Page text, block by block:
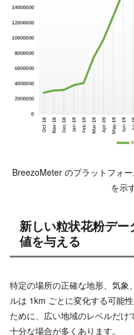
BreezoMeter のプラットフォ
を示
新しい粒状花粉デ
値を与える
特定の場所の正確な地形、気象
ルは 1km ごとに変化する可能
ために、広い地域のレベルだけ
十分な場合が多くあります。